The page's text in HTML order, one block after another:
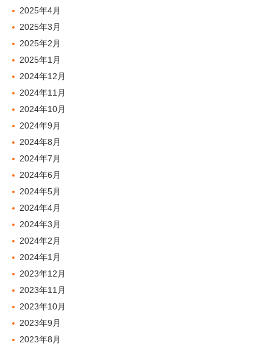
2025年4月
2025年3月
2025年2月
2025年1月
2024年12月
2024年11月
2024年10月
2024年9月
2024年8月
2024年7月
2024年6月
2024年5月
2024年4月
2024年3月
2024年2月
2024年1月
2023年12月
2023年11月
2023年10月
2023年9月
2023年8月